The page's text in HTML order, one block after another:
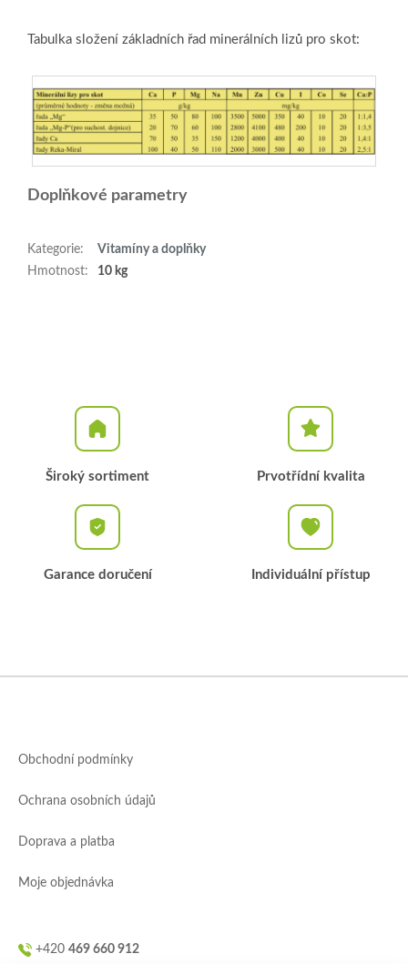
Tabulka složení základních řad minerálních lizů pro skot:
Doplňkové parametry
Kategorie:
Vitamíny a doplňky
Hmotnost: 10 kg
Široký sortiment Prvotřídní kvalita
Garance doručení Individuální přístup
Obchodní podmínky
Ochrana osobních údajů
Doprava a platba
Moje objednávka
+420 469 660 912